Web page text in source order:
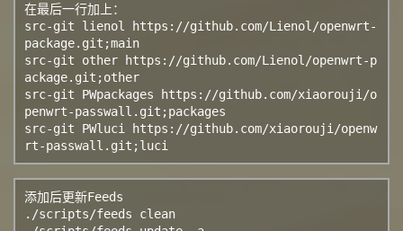
在最后一行加上：
src-git lienol https://github.com/Lienol/openwrt-
package.git;main
src-git other https://github.com/Lienol/openwrt-p
ackage.git;other
src-git PWpackages https://github.com/xiaorouji/o
penwrt-passwall.git;packages
src-git PWluci https://github.com/xiaorouji/openw
rt-passwall.git;luci
添加后更新Feeds
./scripts/feeds clean